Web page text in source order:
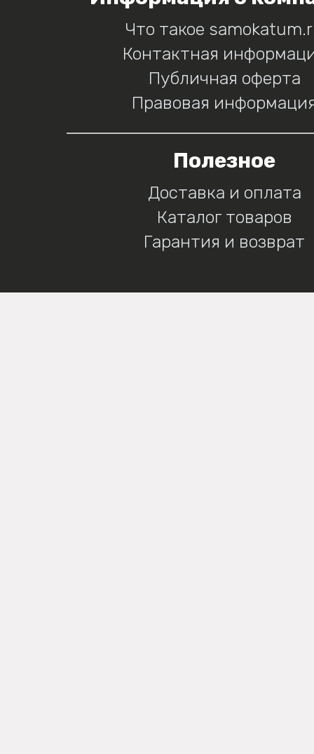
Что такое
Контактная
Публичная оферта
Правовая
Полезное
Доставка и оплата
Каталог товаров
Гарантия и возврат